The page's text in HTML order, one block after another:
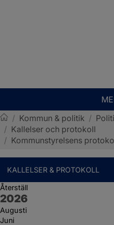
Sotenäs kommun
/ Kommun & politik /
/ Kallelser och protokoll
/ Kommunstyrelsens
KALLELSER & PROTOKOLL
Återställ
År:
2026
Augusti
Juni